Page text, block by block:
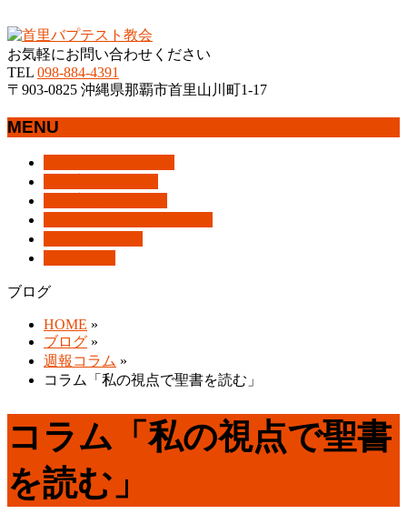
お気軽にお問い合わせください
TEL 098-884-4391
〒903-0825 沖縄県那覇市首里山川町1-17
MENU
す
ブログ
HOME »
ブログ »
週報コラム »
コラム「私の視点で聖書を読む」
コラム「私の視点で聖書
を読む」